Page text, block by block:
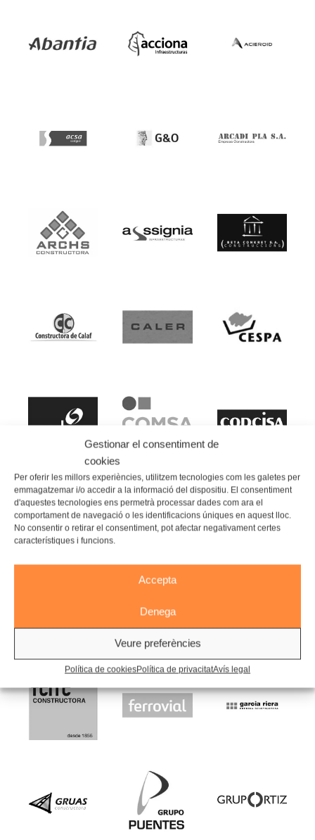
Gestionar el consentiment de
cookies
Per oferir les millors experiències, utilitzem tecnologies com les galetes per
emmagatzemar i/o accedir a la informació del dispositiu. El consentiment
d'aquestes tecnologies ens permetrà processar dades com ara el
comportament de navegació o les identificacions úniques en aquest lloc.
No consentir o retirar el consentiment, pot afectar negativament certes
característiques i funcions.
Accepta
Denega
Veure preferències
Política de cookiesPolítica de privacitatAvís legal